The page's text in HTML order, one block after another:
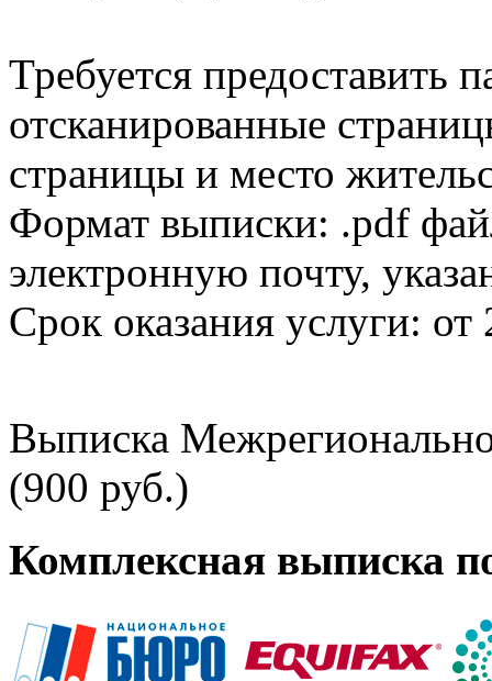
Требуется предоставить
отсканированные
страницы и место
Формат выписки: .pdf
электронную почту,
Срок оказания услуги: от
Выписка
(900 руб.)
Комплексная выписка